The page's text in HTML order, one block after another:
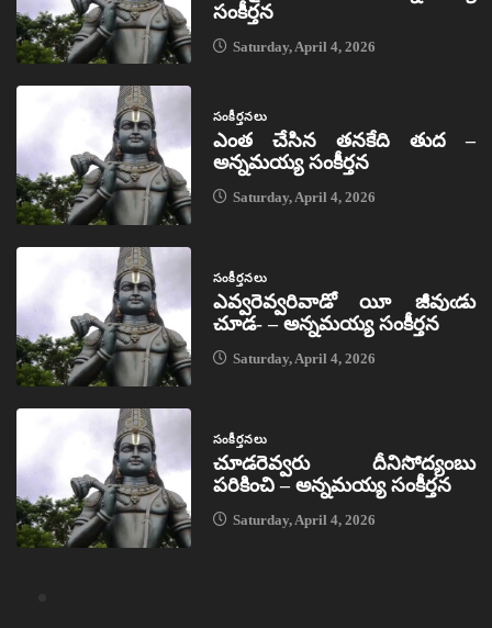
సంకీర్తన
Saturday, April 4, 2026
సంకీర్తనలు
ఎంత చేసిన తనకేది తుద –
అన్నమయ్య సంకీర్తన
Saturday, April 4, 2026
సంకీర్తనలు
ఎవ్వరెవ్వరివాడో యీ జీవుఁడు
చూడ- – అన్నమయ్య సంకీర్తన
Saturday, April 4, 2026
సంకీర్తనలు
చూడరెవ్వరు దీనిసోద్యంబు
పరికించి – అన్నమయ్య సంకీర్తన
Saturday, April 4, 2026